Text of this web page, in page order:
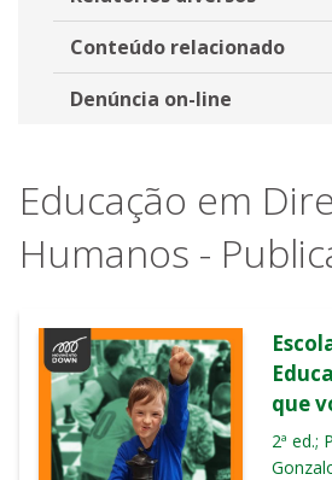
Conteúdo relacionado
Denúncia on-line
Educação em
Humanos -
que
2ª ed.;